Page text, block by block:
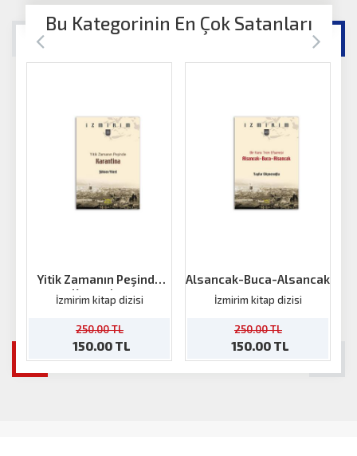
Bu Kategorinin En Çok Satanları
Yitik Zamanın Peşinde
Karantina
İzmirim kitap dizisi
250.00 TL
150.00 TL
Alsancak-Buca-Alsancak
İzmirim kitap dizisi
250.00 TL
150.00 TL